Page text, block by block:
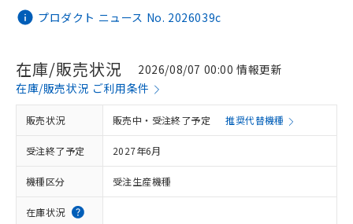
プロダクト ニュース No. 2026039c
在庫/販売状況
2026/08/07 00:00 情報更新
在庫/販売状況 ご利用条件
販売状況 販売中・受注終了予定 推奨代替機種
受注終了予定 2027年6月
機種区分 受注生産機種
在庫状況